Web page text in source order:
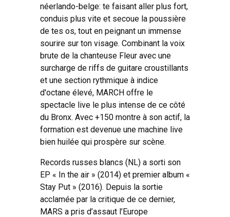
néerlando-belge: te faisant aller plus fort,
conduis plus vite et secoue la poussière
de tes os, tout en peignant un immense
sourire sur ton visage. Combinant la voix
brute de la chanteuse Fleur avec une
surcharge de riffs de guitare croustillants
et une section rythmique à indice
d'octane élevé, MARCH offre le
spectacle live le plus intense de ce côté
du Bronx. Avec +150 montre à son actif, la
formation est devenue une machine live
bien huilée qui prospère sur scène.
Records russes blancs (NL) a sorti son
EP « In the air » (2014) et premier album «
Stay Put » (2016). Depuis la sortie
acclamée par la critique de ce dernier,
MARS a pris d’assaut l’Europe